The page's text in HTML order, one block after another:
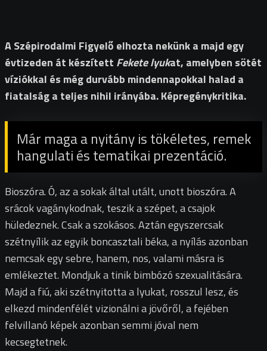
A Szépirodalmi Figyelő elhozta nekünk a majd egy
évtizeden át készített Fekete lyukat, amelyben sötét
víziókkal és még durvább mindennapokkal halad a
fiatalság a teljes nihil irányába. Képregénykritika.
Már maga a nyitány is tökéletes, remek
hangulati és tematikai prezentáció.
Bioszóra. Ó, az a sokak által utált, unott bioszóra. A
srácok vagánykodnak, teszik a szépet, a csajok
hüledeznek. Csak a szokásos. Aztán egyszercsak
szétnyílik az egyik boncasztali béka, a nyílás azonban
nemcsak egy sebre, hanem, nos, valami másra is
emlékeztet. Mondjuk a tinik bimbózó szexualitására.
Majd a fiú, aki szétnyitotta a lyukat, rosszul lesz, és
elkezd mindenfélét vizionálni a jövőről, a fejében
felvillanó képek azonban semmi jóval nem
kecsegtetnek.